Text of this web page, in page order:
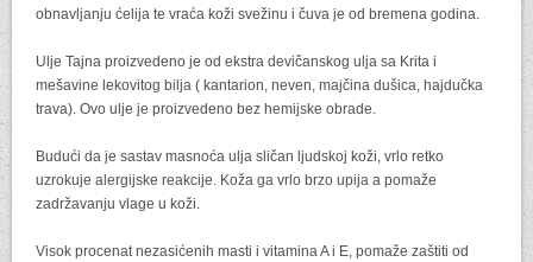
obnavljanju ćelija te vraća koži svežinu i čuva je od bremena godina.
Ulje Tajna proizvedeno je od ekstra devičanskog ulja sa Krita i
mešavine lekovitog bilja ( kantarion, neven, majčina dušica, hajdučka
trava). Ovo ulje je proizvedeno bez hemijske obrade.
Budući da je sastav masnoća ulja sličan ljudskoj koži, vrlo retko
uzrokuje alergijske reakcije. Koža ga vrlo brzo upija a pomaže
zadržavanju vlage u koži.
Visok procenat nezasićenih masti i vitamina A i E, pomaže zaštiti od